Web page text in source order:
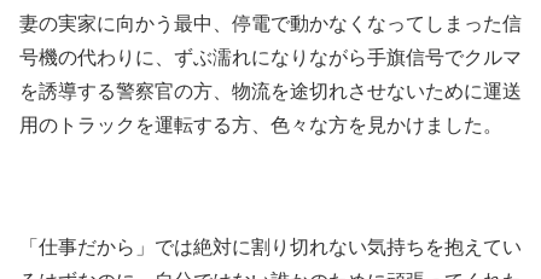
妻の実家に向かう最中、停電で動かなくなってしまった信
号機の代わりに、ずぶ濡れになりながら手旗信号でクルマ
を誘導する警察官の方、物流を途切れさせないために運送
用のトラックを運転する方、色々な方を見かけました。
「仕事だから」では絶対に割り切れない気持ちを抱えてい